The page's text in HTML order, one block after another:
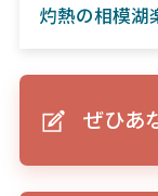
灼熱の相模湖
ぜひあ